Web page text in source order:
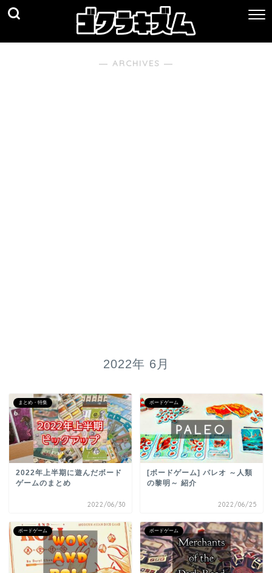
― ARCHIVES ―
2022年 6月
まとめ・特集
2022年上半期に遊んだボード
ゲームのまとめ
2022/06/30
ボードゲーム
[ボードゲーム] パレオ ～人類
の黎明～ 紹介
2022/06/25
ボードゲーム ボードゲーム